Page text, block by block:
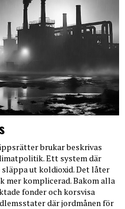
brukar beskrivas
Ett system där
ut koldioxid. Det låter
mer komplicerad. Bakom alla
fonder och korsvisa
där jordmånen för